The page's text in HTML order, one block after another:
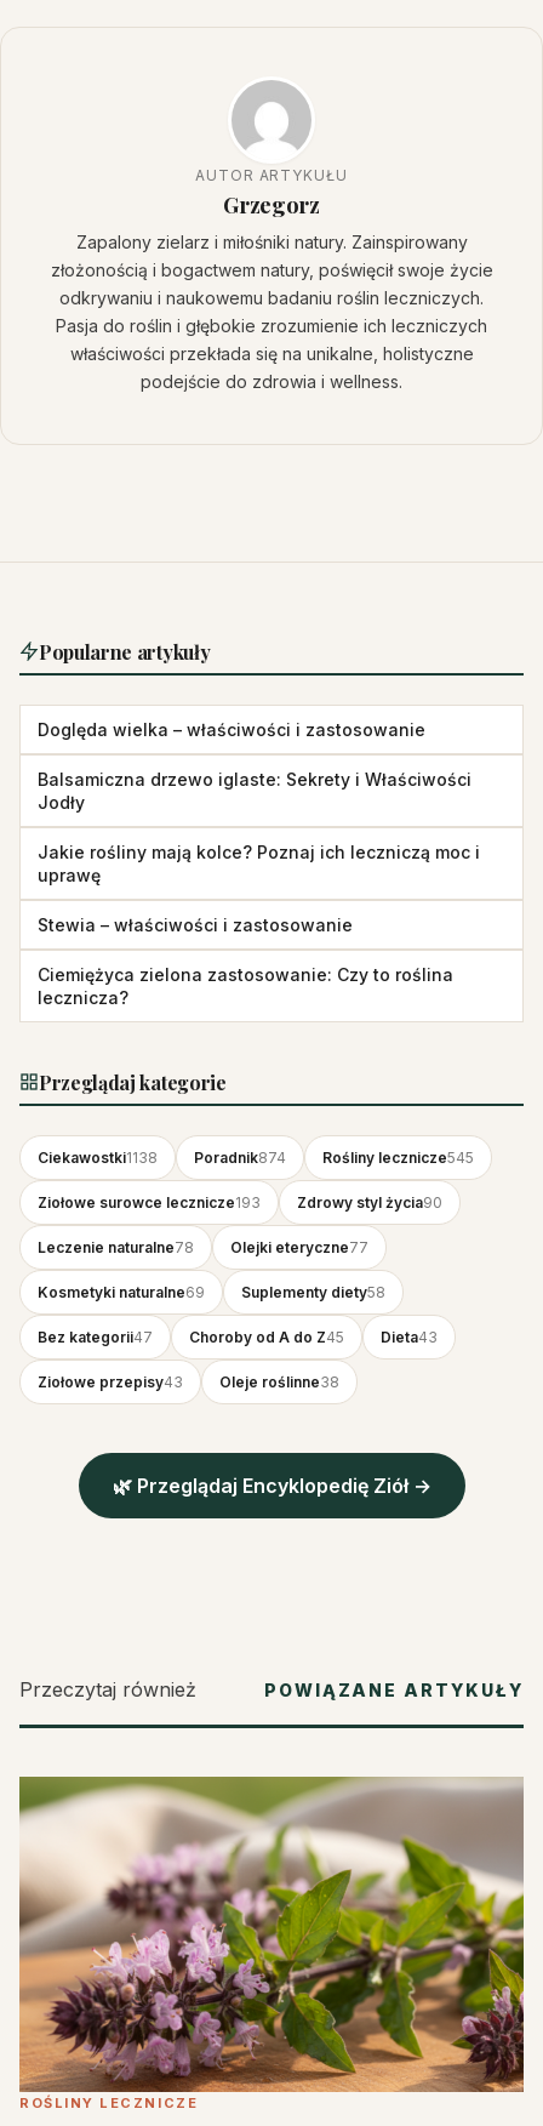
AUTOR ARTYKUŁU
Grzegorz
Zapalony zielarz i miłośniki natury. Zainspirowany
złożonością i bogactwem natury, poświęcił swoje życie
odkrywaniu i naukowemu badaniu roślin leczniczych.
Pasja do roślin i głębokie zrozumienie ich leczniczych
właściwości przekłada się na unikalne, holistyczne
podejście do zdrowia i wellness.
Popularne artykuły
Doględa wielka – właściwości i zastosowanie
Balsamiczna drzewo iglaste: Sekrety i Właściwości
Jodły
Jakie rośliny mają kolce? Poznaj ich leczniczą moc i
uprawę
Stewia – właściwości i zastosowanie
Ciemiężyca zielona zastosowanie: Czy to roślina
lecznicza?
Przeglądaj kategorie
Ciekawostki1138 Poradnik874 Rośliny lecznicze545
Ziołowe surowce lecznicze193 Zdrowy styl życia90
Leczenie naturalne78 Olejki eteryczne77
Kosmetyki naturalne69 Suplementy diety58
Bez kategorii47 Choroby od A do Z45 Dieta43
Ziołowe przepisy43 Oleje roślinne38
🌿 Przeglądaj Encyklopedię Ziół →
Przeczytaj również POWIĄZANE ARTYKUŁY
ROŚLINY LECZNICZE